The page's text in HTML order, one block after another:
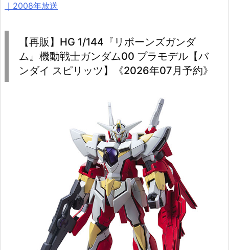
｜2008年放送
【再販】HG 1/144『リボーンズガンダ
ム』機動戦士ガンダム00 プラモデル【バ
ンダイ スピリッツ】《2026年07月予約》